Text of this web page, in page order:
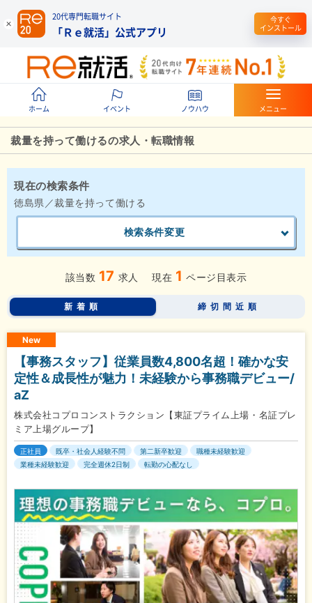
20代専門転職サイト
「Ｒｅ就活」公式アプリ
今すぐ
インストール
ホーム イベント ノウハウ メニュー
裁量を持って働けるの求人・転職情報
現在の検索条件
徳島県／裁量を持って働ける
検索条件変更
該当数 17 求人 現在 1 ページ目表示
新着順 締切間近順
New
【事務スタッフ】従業員数4,800名超！確かな安
定性＆成長性が魅力！未経験から事務職デビュー/
aZ
株式会社コプロコンストラクション【東証プライム上場・名証プレ
ミア上場グループ】
正社員 既卒・社会人経験不問 第二新卒歓迎
職種未経験歓迎
業種未経験歓迎
完全週休2日制 転勤の心配なし